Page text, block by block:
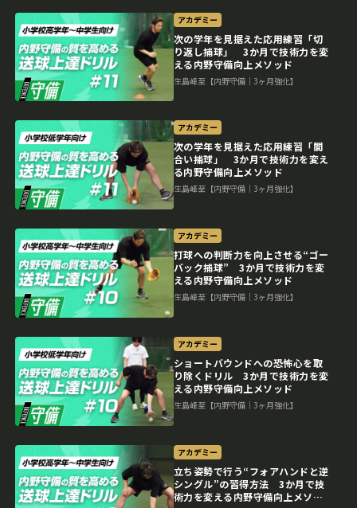
アカデミー
次の学年を見据えた応用練習「切
り返し捕球」 3か月で技術力を変
える内野守備向上メソッド
生島峰至【内野守備｜3ヶ月強化】
アカデミー
次の学年を見据えた応用練習「間
合い捕球」 3か月で技術力を変え
る内野守備向上メソッド
生島峰至【内野守備｜3ヶ月強化】
アカデミー
打球への判断力を向上させる“ゴー
バック捕球” 3か月で技術力を変
える内野守備向上メソッド
生島峰至【内野守備｜3ヶ月強化】
アカデミー
ショートバウンドへの恐怖心を取
り除くドリル 3か月で技術力を変
える内野守備向上メソッド
生島峰至【内野守備｜3ヶ月強化】
アカデミー
立ち姿勢で行う“フォアハンドと逆
シングル”の習得方法 3か月で技
術力を変える内野守備向上メソッ